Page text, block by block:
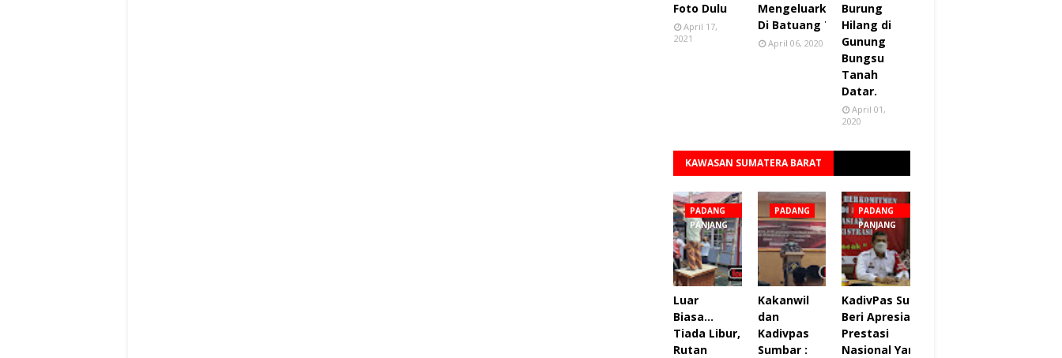
Foto Dulu
April 17,
2021
Mengeluarkan Bau
Di Batuang Taba.
April 06, 2020
Burung
Hilang di
Gunung
Bungsu
Tanah
Datar.
April 01,
2020
KAWASAN SUMATERA BARAT
Lihat semua
PADANG
PANJANG
Luar
Biasa...
Tiada Libur,
Rutan
PADANG
Kakanwil
dan
Kadivpas
Sumbar :
PADANG
PANJANG
KadivPas Sumbar
Beri Apresiasi 27
Prestasi
Nasional Yang